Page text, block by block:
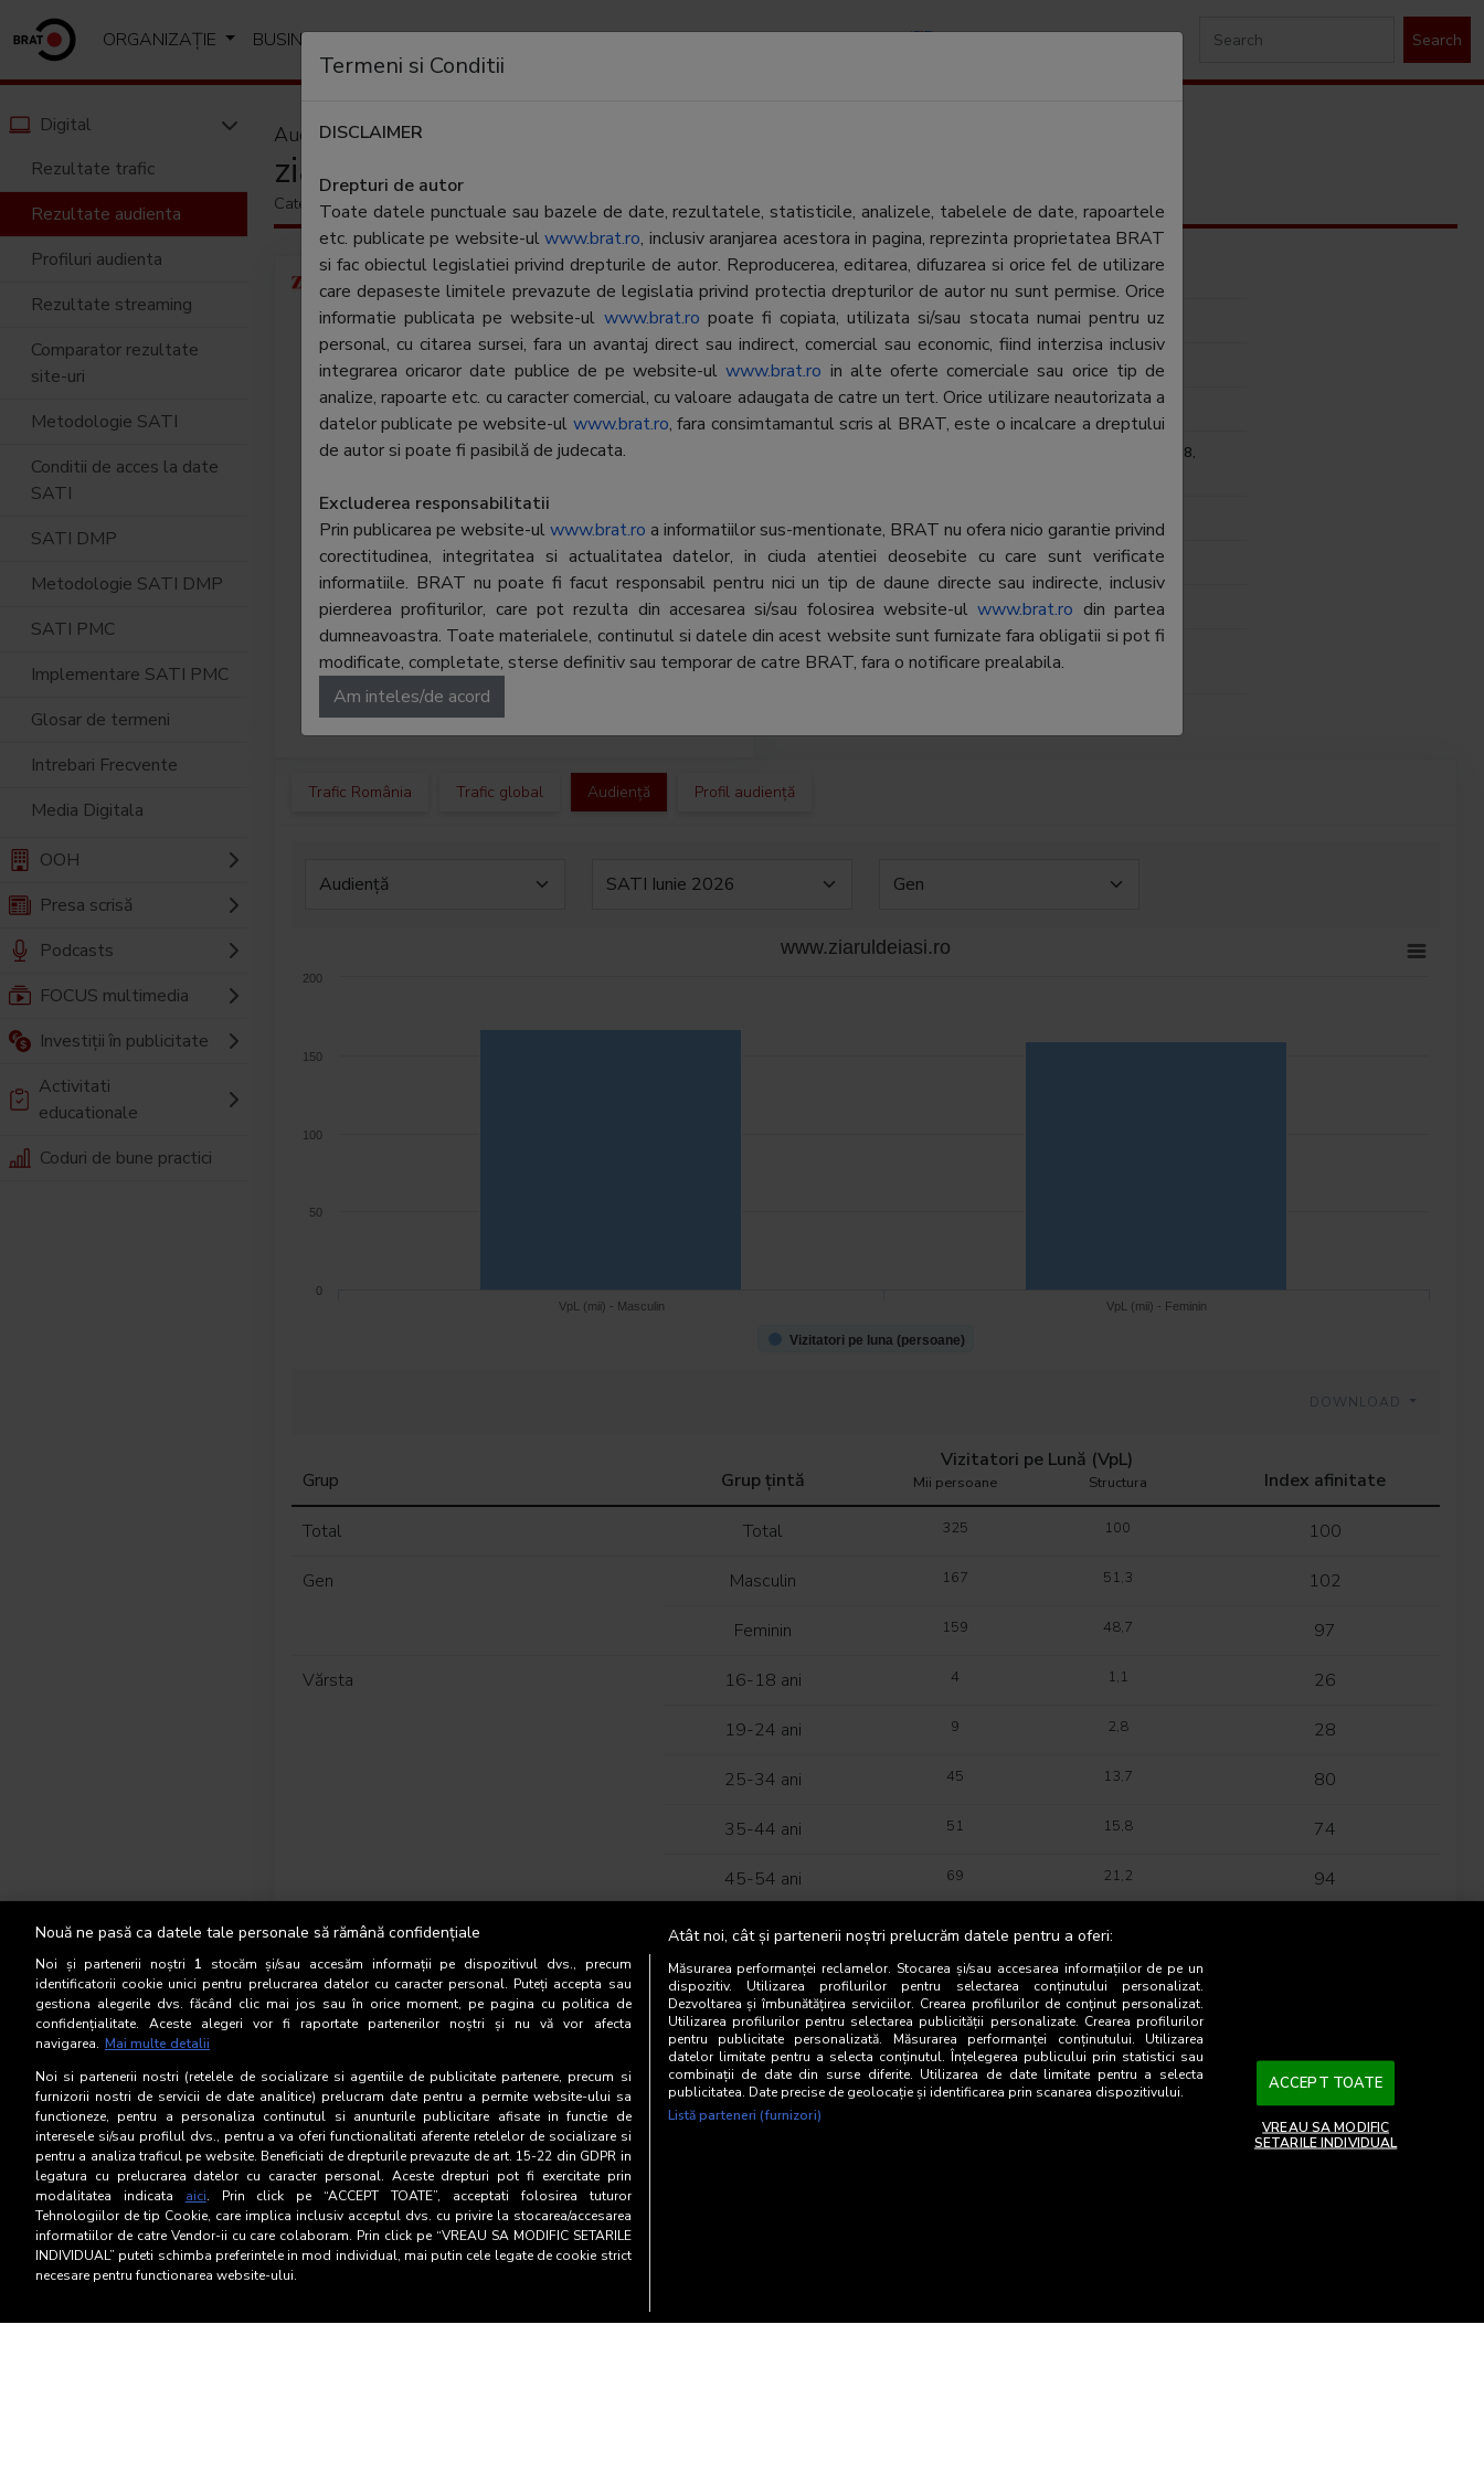
ORGANIZAȚIE BUSINESS ANALIZE SI RAPOARTE NEWSLETTERS CONTACTE LOGIN Search
Digital
Rezultate trafic
Rezultate audienta
Profiluri audienta
Rezultate streaming
Comparator rezultate
site-uri
Metodologie SATI
Conditii de acces la date
SATI
SATI DMP
Metodologie SATI DMP
SATI PMC
Implementare SATI PMC
Glosar de termeni
Intrebari Frecvente
Media Digitala
OOH
Presa scrisă
Podcasts
FOCUS multimedia
Investiții în publicitate
Activitati
educationale
Coduri de bune practici
Audiență
ziaruldeiasi.ro
Categorie:Stiri si analize locale
ZIARUL DE IASI este liderul presei
iesene, primul cotidian local auditat
BRAT si inclus in Studiul National de
Audienta. Editia on-line,
www.ziaruldeiasi.ro, ofera o selectie
a celor mai importante stiri ale zilei
publicate in editia tiparita la care se
multimedia, RSS, newsletter, oferta
de publicitate si o sectiune de arhiva
cu acces gratuit. Echilibrata si bine
structurata, editia on-line isi propune
sa completeze editia tiparita oferind
vizitatorilor o modalitate rapida si
eficienta de a accesa o gama larga
de informatii locale, nationale si
internationale.
Editor: New Media GPM SRL
Contractor SATI: Internet Corp SRL
Director general: Raluca Mateiu
Reprezentant BRAT: Cristina Bucea
Bucuresti, Str. Putul lui Zamfir nr. 28,
E-mail: cristina.bucea@internetcorp.ro
Regie publicitate: Internet Corp SRL
publicitate:
Trafic România Trafic global Audiență Profil audiență
www.ziaruldeiasi.ro
Vizitatori pe luna (persoane)
VpL (mii) - Masculin VpL (mii) - Feminin
0
50
100
150
200
DOWNLOAD
Grup Grup țintă
Vizitatori pe Lună (VpL)
Mii persoane Structura Index afinitate
Total Total 325 100 100
Gen Masculin 167 51,3 102
Feminin 159 48,7 97
Vărsta 16-18 ani 4 1,1 26
19-24 ani 9 2,8 28
25-34 ani 45 13,7 80
35-44 ani 51 15,8 74
45-54 ani 69 21,2 94
55-64 ani 82 25,3
65-74 ani 66 20,2
Categorie socială ESOMAR Categoria AB 121 37,2
Categoria C 101 31,1 98
Categoria DE 79
Termeni si Conditii
DISCLAIMER
Drepturi de autor
Toate datele punctuale sau bazele de date, rezultatele, statisticile, analizele, tabelele de date, rapoartele
etc. publicate pe website-ulwww.brat.ro, inclusiv aranjarea acestora in pagina, reprezinta proprietatea BRAT
si fac obiectul legislatiei privind drepturile de autor. Reproducerea, editarea, difuzarea si orice fel de utilizare
care depaseste limitele prevazute de legislatia privind protectia drepturilor de autor nu sunt permise. Orice
informatie publicata pe website-ul www.brat.ro poate fi copiata, utilizata si/sau stocata numai pentru uz
personal, cu citarea sursei, fara un avantaj direct sau indirect, comercial sau economic, fiind interzisa inclusiv
integrarea oricaror date publice de pe website-ulwww.brat.ro in alte oferte comerciale sau orice tip de
analize, rapoarte etc. cu caracter comercial, cu valoare adaugata de catre un tert. Orice utilizare neautorizata a
datelor publicate pe website-ul www.brat.ro, fara consimtamantul scris al BRAT, este o incalcare a dreptului
de autor si poate fi pasibilă de judecata.
Excluderea responsabilitatii
Prin publicarea pe website-ulwww.brat.ro a informatiilor sus-mentionate, BRAT nu ofera nicio garantie privind
corectitudinea, integritatea si actualitatea datelor, in ciuda atentiei deosebite cu care sunt verificate
informatiile. BRAT nu poate fi facut responsabil pentru nici un tip de daune directe sau indirecte, inclusiv
pierderea profiturilor, care pot rezulta din accesarea si/sau folosirea website-ulwww.brat.ro din partea
dumneavoastra. Toate materialele, continutul si datele din acest website sunt furnizate fara obligatii si pot fi
modificate, completate, sterse definitiv sau temporar de catre BRAT, fara o notificare prealabila.
Am inteles/de acord
Nouă ne pasă ca datele tale personale să rămână confidențiale
Noi și partenerii noștri 1 stocăm și/sau accesăm informații pe dispozitivul dvs., precum
identificatorii cookie unici pentru prelucrarea datelor cu caracter personal. Puteți accepta sau
gestiona alegerile dvs. făcând clic mai jos sau în orice moment, pe pagina cu politica de
confidențialitate. Aceste alegeri vor fi raportate partenerilor noștri și nu vă vor afecta
navigarea. Mai multe detalii
Noi si partenerii nostri (retelele de socializare si agentiile de publicitate partenere, precum si
furnizorii nostri de servicii de date analitice) prelucram date pentru a permite website-ului sa
functioneze, pentru a personaliza continutul si anunturile publicitare afisate in functie de
interesele si/sau profilul dvs., pentru a va oferi functionalitati aferente retelelor de socializare si
pentru a analiza traficul pe website. Beneficiati de drepturile prevazute de art. 15-22 din GDPR in
legatura cu prelucrarea datelor cu caracter personal. Aceste drepturi pot fi exercitate prin
modalitatea indicata aici. Prin click pe “ACCEPT TOATE”, acceptati folosirea tuturor
Tehnologiilor de tip Cookie, care implica inclusiv acceptul dvs. cu privire la stocarea/accesarea
informatiilor de catre Vendor-ii cu care colaboram. Prin click pe “VREAU SA MODIFIC SETARILE
INDIVIDUAL” puteti schimba preferintele in mod individual, mai putin cele legate de cookie strict
necesare pentru functionarea website-ului.
Atât noi, cât și partenerii noștri prelucrăm datele pentru a oferi:
Măsurarea performanței reclamelor. Stocarea și/sau accesarea informațiilor de pe un
dispozitiv. Utilizarea profilurilor pentru selectarea conținutului personalizat.
Dezvoltarea și îmbunătățirea serviciilor. Crearea profilurilor de conținut personalizat.
Utilizarea profilurilor pentru selectarea publicității personalizate. Crearea profilurilor
pentru publicitate personalizată. Măsurarea performanței conținutului. Utilizarea
datelor limitate pentru a selecta conținutul. Înțelegerea publicului prin statistici sau
combinații de date din surse diferite. Utilizarea de date limitate pentru a selecta
publicitatea. Date precise de geolocație și identificarea prin scanarea dispozitivului.
Listă parteneri (furnizori)
ACCEPT TOATE
VREAU SA MODIFIC
SETARILE INDIVIDUAL